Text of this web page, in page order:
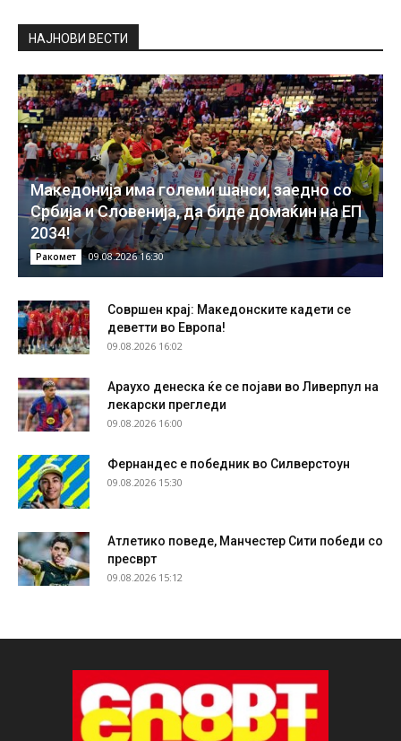
НAЈНОВИ ВЕСТИ
Македонија има големи шанси, заедно со
Србија и Словенија, да биде домаќин на ЕП
2034!
Ракомет 09.08.2026 16:30
Совршен крај: Македонските кадети се
деветти во Европа!
09.08.2026 16:02
Араухо денеска ќе се појави во Ливерпул на
лекарски прегледи
09.08.2026 16:00
Фернандес е победник во Силверстоун
09.08.2026 15:30
Атлетико поведе, Манчестер Сити победи со
пресврт
09.08.2026 15:12